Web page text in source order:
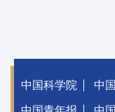
中国科学院 中